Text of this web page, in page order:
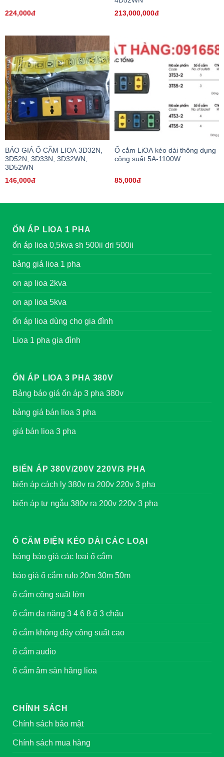
224,000đ
213,000,000đ
BÁO GIÁ Ổ CẮM LIOA 3D32N,
3D52N, 3D33N, 3D32WN,
3D52WN
146,000đ
Ổ cắm LiOA kéo dài thông dụng
công suất 5A-1100W
85,000đ
ỔN ÁP LIOA 1 PHA
ổn áp lioa 0,5kva sh 500ii dri 500ii
bảng giá lioa 1 pha
on ap lioa 2kva
on ap lioa 5kva
ổn áp lioa dùng cho gia đình
Lioa 1 pha gia đình
ỔN ÁP LIOA 3 PHA 380V
Bảng báo giá ổn áp 3 pha 380v
bảng giá bán lioa 3 pha
giá bán lioa 3 pha
BIẾN ÁP 380V/200V 220V/3 PHA
biến áp cách ly 380v ra 200v 220v 3 pha
biến áp tự ngẫu 380v ra 200v 220v 3 pha
Ổ CẮM ĐIỆN KÉO DÀI CÁC LOẠI
bảng báo giá các loại ổ cắm
báo giá ổ cắm rulo 20m 30m 50m
ổ cắm công suất lớn
ổ cắm đa năng 3 4 6 8 ổ 3 chấu
ổ cắm không dây công suất cao
ổ cắm audio
ổ cắm âm sàn hãng lioa
CHÍNH SÁCH
Chính sách bảo mật
Chính sách mua hàng